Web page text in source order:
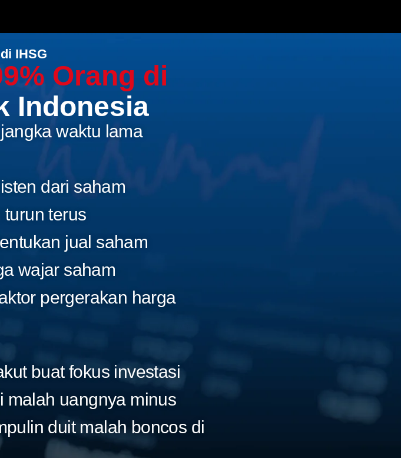
IHSG
Orang di
Indonesia
waktu lama
dari saham
terus
jual saham
wajar saham
pergerakan harga
buat fokus investasi
malah uangnya minus
duit malah boncos di